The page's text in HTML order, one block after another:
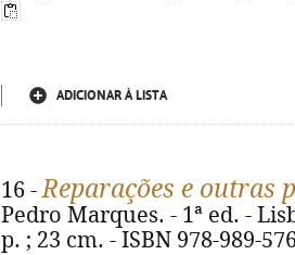
ADICIONAR À LISTA
16 -Reparações e outras
Pedro Marques. - 1ª ed. -
p. ; 23 cm. - ISBN 978-989-